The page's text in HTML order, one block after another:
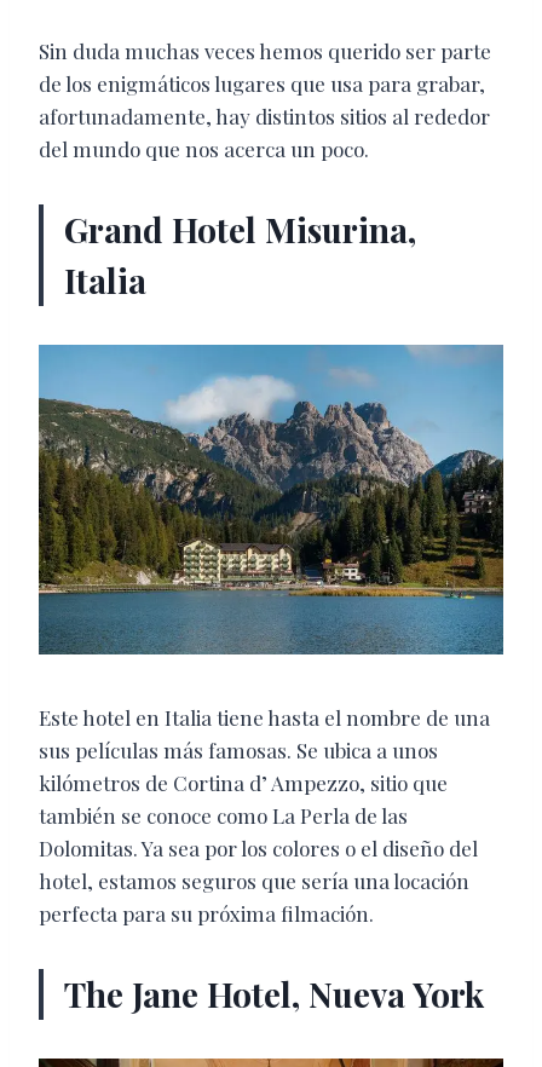
Sin duda muchas veces hemos querido ser parte
de los enigmáticos lugares que usa para grabar,
afortunadamente, hay distintos sitios al rededor
del mundo que nos acerca un poco.
Grand Hotel Misurina,
Italia
Este hotel en Italia tiene hasta el nombre de una
sus películas más famosas. Se ubica a unos
kilómetros de Cortina d’ Ampezzo, sitio que
también se conoce como La Perla de las
Dolomitas. Ya sea por los colores o el diseño del
hotel, estamos seguros que sería una locación
perfecta para su próxima filmación.
The Jane Hotel, Nueva York